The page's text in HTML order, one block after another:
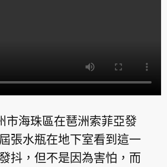
市海珠區在琶洲索菲亞發
張水瓶在地下室看到這一
抖，但不是因為害怕，而